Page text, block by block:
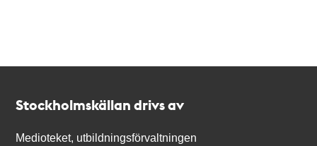
Stockholmskällan drivs av
Medioteket, utbildningsförvaltningen